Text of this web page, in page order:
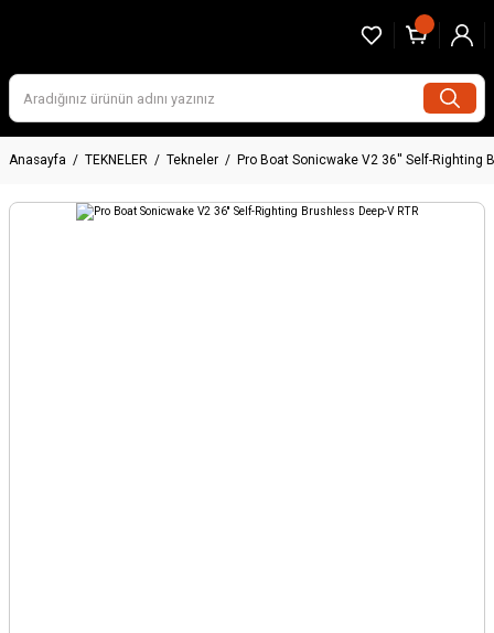
Anasayfa TEKNELER Tekneler Pro Boat Sonicwake V2 36'' Self-Righting